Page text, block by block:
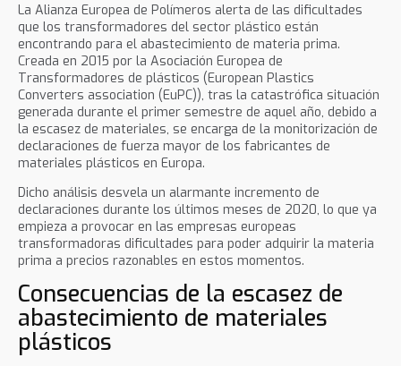
La Alianza Europea de Polímeros alerta de las dificultades
que los transformadores del sector plástico están
encontrando para el abastecimiento de materia prima.
Creada en 2015 por la Asociación Europea de
Transformadores de plásticos (European Plastics
Converters association (EuPC)), tras la catastrófica situación
generada durante el primer semestre de aquel año, debido a
la escasez de materiales, se encarga de la monitorización de
declaraciones de fuerza mayor de los fabricantes de
materiales plásticos en Europa.
Dicho análisis desvela un alarmante incremento de
declaraciones durante los últimos meses de 2020, lo que ya
empieza a provocar en las empresas europeas
transformadoras dificultades para poder adquirir la materia
prima a precios razonables en estos momentos.
Consecuencias de la escasez de
abastecimiento de materiales
plásticos